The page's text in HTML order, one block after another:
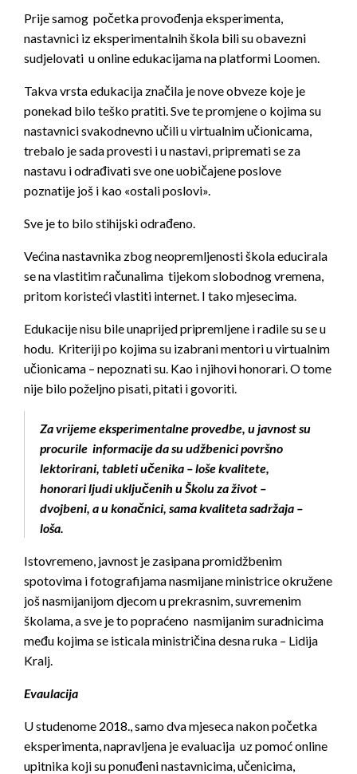
Prije samog početka provođenja eksperimenta,
nastavnici iz eksperimentalnih škola bili su obavezni
sudjelovati u online edukacijama na platformi Loomen.
Takva vrsta edukacija značila je nove obveze koje je
ponekad bilo teško pratiti. Sve te promjene o kojima su
nastavnici svakodnevno učili u virtualnim učionicama,
trebalo je sada provesti i u nastavi, pripremati se za
nastavu i odrađivati sve one uobičajene poslove
poznatije još i kao «ostali poslovi».
Sve je to bilo stihijski odrađeno.
Većina nastavnika zbog neopremljenosti škola educirala
se na vlastitim računalima tijekom slobodnog vremena,
pritom koristeći vlastiti internet. I tako mjesecima.
Edukacije nisu bile unaprijed pripremljene i radile su se u
hodu. Kriteriji po kojima su izabrani mentori u virtualnim
učionicama – nepoznati su. Kao i njihovi honorari. O tome
nije bilo poželjno pisati, pitati i govoriti.
Za vrijeme eksperimentalne provedbe, u javnost su
procurile informacije da su udžbenici površno
lektorirani, tableti učenika – loše kvalitete,
honorari ljudi uključenih u Školu za život –
dvojbeni, a u konačnici, sama kvaliteta sadržaja –
loša.
Istovremeno, javnost je zasipana promidžbenim
spotovima i fotografijama nasmijane ministrice okružene
još nasmijanijom djecom u prekrasnim, suvremenim
školama, a sve je to popraćeno nasmijanim suradnicima
među kojima se isticala ministričina desna ruka – Lidija
Kralj.
Evaulacija
U studenome 2018., samo dva mjeseca nakon početka
eksperimenta, napravljena je evaluacija uz pomoć online
upitnika koji su ponuđeni nastavnicima, učenicima,